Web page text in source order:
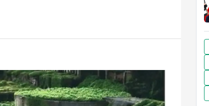
四国 徳島 香川
九州 福岡 佐賀 長崎
クネスが栃木県を征
プロモ動画で「聖地」
す【7／31～1／31】
『薬屋のひとりごと』の〝舞〟の世界
に入り込む 六本木ヒルズ展望台でコ
ラボ、本邦初公開の「猫猫像」も【8
／1～10／26】